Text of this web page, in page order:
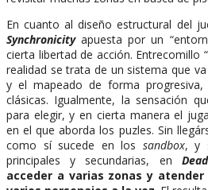
En cuanto al diseño estructural del
Synchronicityapuesta por un
cierta libertad de acción. Entrecomillo
realidad se trata de un sistema que
y el mapeado de forma
clásicas. Igualmente, la sensación
para elegir, y en cierta manera el
en el que aborda los puzles. Sin
como sí sucede en los sandbox, y
principales y secundarias, en
acceder a varias zonas y